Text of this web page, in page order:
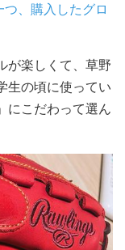
、購入したグロ
が楽しくて、草野
生の頃に使ってい
にこだわって選ん